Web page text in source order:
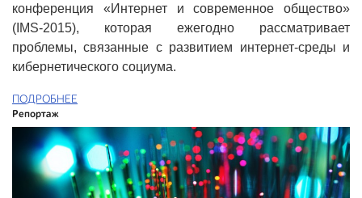
конференция «Интернет и современное общество»
(IMS-2015), которая ежегодно рассматривает
проблемы, связанные с развитием интернет-среды и
кибернетического социума.
ПОДРОБНЕЕ
Репортаж